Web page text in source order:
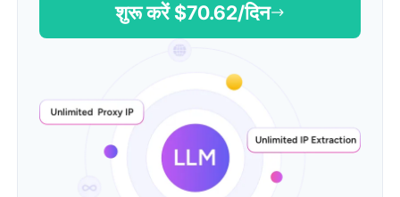
शुरू करें $70.62/दिन